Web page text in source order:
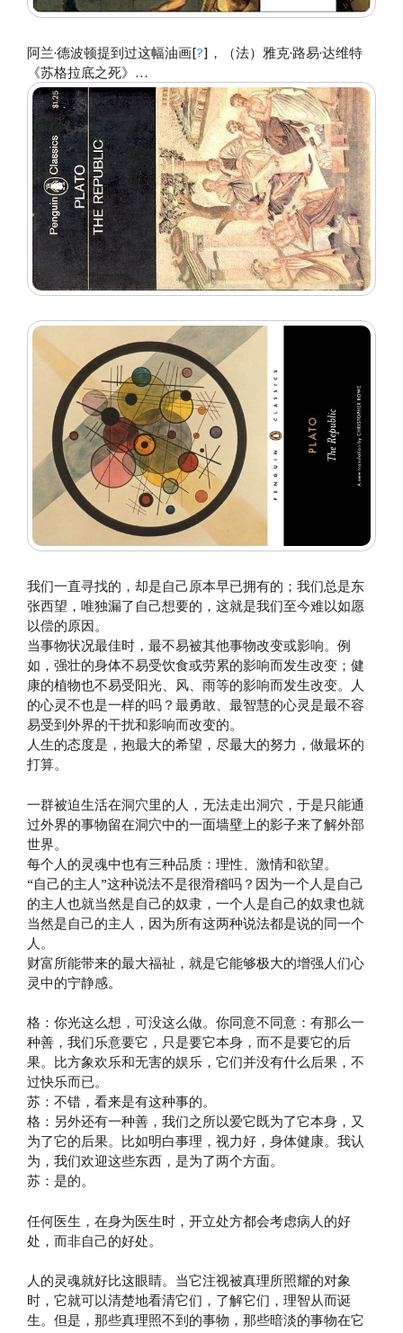
阿兰·德波顿提到过这幅油画[?]，（法）雅克·路易·达维特
《苏格拉底之死》…
我们一直寻找的，却是自己原本早已拥有的；我们总是东
张西望，唯独漏了自己想要的，这就是我们至今难以如愿
以偿的原因。
当事物状况最佳时，最不易被其他事物改变或影响。例
如，强壮的身体不易受饮食或劳累的影响而发生改变；健
康的植物也不易受阳光、风、雨等的影响而发生改变。人
的心灵不也是一样的吗？最勇敢、最智慧的心灵是最不容
易受到外界的干扰和影响而改变的。
人生的态度是，抱最大的希望，尽最大的努力，做最坏的
打算。
一群被迫生活在洞穴里的人，无法走出洞穴，于是只能通
过外界的事物留在洞穴中的一面墙壁上的影子来了解外部
世界。
每个人的灵魂中也有三种品质：理性、激情和欲望。
“自己的主人”这种说法不是很滑稽吗？因为一个人是自己
的主人也就当然是自己的奴隶，一个人是自己的奴隶也就
当然是自己的主人，因为所有这两种说法都是说的同一个
人。
财富所能带来的最大福祉，就是它能够极大的增强人们心
灵中的宁静感。
格：你光这么想，可没这么做。你同意不同意：有那么一
种善，我们乐意要它，只是要它本身，而不是要它的后
果。比方象欢乐和无害的娱乐，它们并没有什么后果，不
过快乐而已。
苏：不错，看来是有这种事的。
格：另外还有一种善，我们之所以爱它既为了它本身，又
为了它的后果。比如明白事理，视力好，身体健康。我认
为，我们欢迎这些东西，是为了两个方面。
苏：是的。
任何医生，在身为医生时，开立处方都会考虑病人的好
处，而非自己的好处。
人的灵魂就好比这眼睛。当它注视被真理所照耀的对象
时，它就可以清楚地看清它们，了解它们，理智从而诞
生。但是，那些真理照不到的事物，那些暗淡的事物在它